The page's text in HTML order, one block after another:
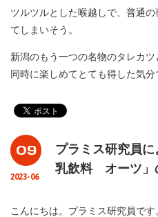
ツルツルとした喉越しで、普通
てしまいそう。
新潟のもう一つの名物のタレカ
同時に楽しめてとても得した気分
09
2023-06
プラミス研究員
乳飲料 オーツ」
こんにちは。プラミス研究員です